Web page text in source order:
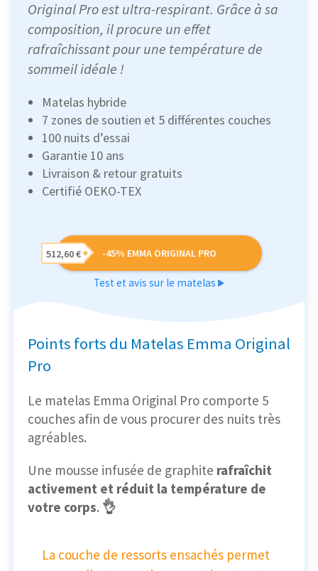
Original Pro est ultra-respirant. Grâce à sa
composition, il procure un effet
rafraîchissant pour une température de
sommeil idéale !
Matelas hybride
7 zones de soutien et 5 différentes couches
100 nuits d’essai
Garantie 10 ans
Livraison & retour gratuits
Certifié OEKO-TEX
-45% EMMA ORIGINAL PRO
512,60 €
Test et avis sur le matelas
Points forts du Matelas Emma Original
Pro
Le matelas Emma Original Pro comporte 5
couches afin de vous procurer des nuits très
agréables.
Une mousse infusée de graphite rafraîchit
activement et réduit la température de
votre corps. 👌
La couche de ressorts ensachés permet